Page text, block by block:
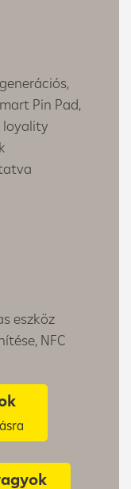
Pin Pad,
loyality
eszköz
NFC